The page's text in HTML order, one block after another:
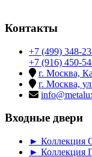
Контакты
+7 (499) 348-
+7 (916) 450-
г. Москва,
г. Москва,
Входные двери
► Коллекция
► Коллекция